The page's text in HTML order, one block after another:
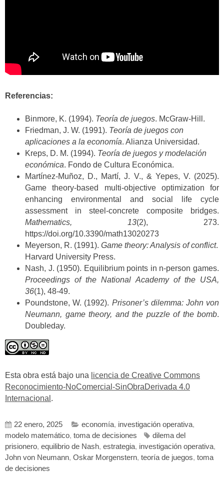
Referencias:
Binmore, K. (1994). Teoría de juegos. McGraw-Hill.
Friedman, J. W. (1991). Teoría de juegos con
aplicaciones a la economía. Alianza Universidad.
Kreps, D. M. (1994). Teoría de juegos y modelación
económica. Fondo de Cultura Económica.
Martínez-Muñoz, D., Martí, J. V., & Yepes, V. (2025).
Game theory-based multi-objective optimization for
enhancing environmental and social life cycle
assessment in steel-concrete composite bridges.
Mathematics, 13(2), 273.
https://doi.org/10.3390/math13020273
Meyerson, R. (1991). Game theory: Analysis of conflict.
Harvard University Press.
Nash, J. (1950). Equilibrium points in n-person games.
Proceedings of the National Academy of the USA,
36(1), 48-49.
Poundstone, W. (1992). Prisoner’s dilemma: John von
Neumann, game theory, and the puzzle of the bomb.
Doubleday.
Esta obra está bajo una licencia de Creative Commons
Reconocimiento-NoComercial-SinObraDerivada 4.0
Internacional .
22 enero, 2025 economía, investigación operativa,
modelo matemático, toma de decisiones
dilema del
prisionero, equilibrio de Nash, estrategia, investigación operativa,
John von Neumann, Oskar Morgenstern, teoría de juegos, toma
de decisiones